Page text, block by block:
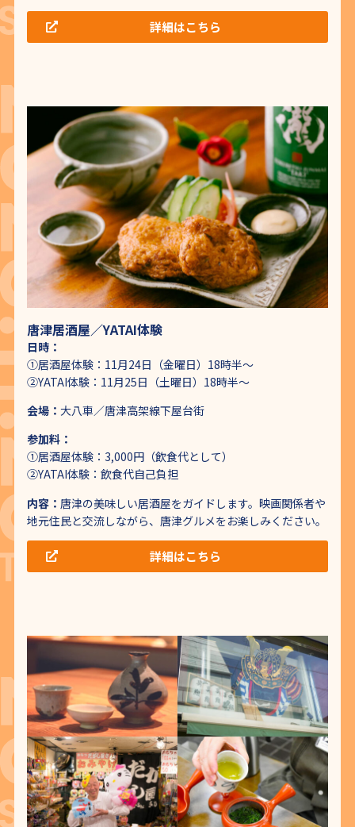
詳細はこちら
唐津居酒屋／YATAI体験
日時：
①居酒屋体験：11月24日（金曜日）18時半～
②YATAI体験：11月25日（土曜日）18時半～
会場： 大八車／唐津高架線下屋台街
参加料：
①居酒屋体験：3,000円（飲食代として）
②YATAI体験：飲食代自己負担
内容： 唐津の美味しい居酒屋をガイドします。映画関係者や
地元住民と交流しながら、唐津グルメをお楽しみください。
詳細はこちら